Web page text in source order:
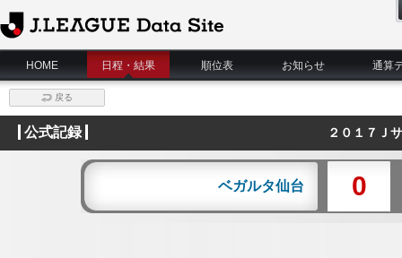
J.League Data Site
HOME
日程・結果 順位表 お知らせ 通算
戻る
公式記録 ２０１７Ｊ
ベガルタ仙台 0